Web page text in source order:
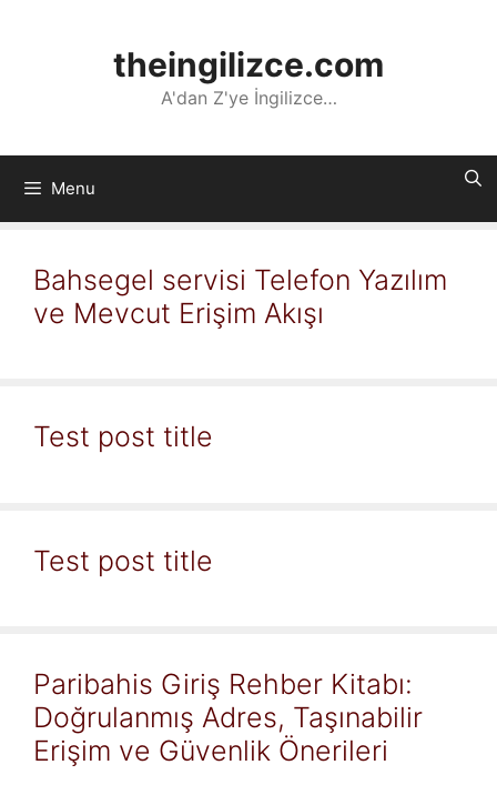
theingilizce.com
A'dan Z'ye İngilizce…
Menu
Bahsegel servisi Telefon Yazılım
ve Mevcut Erişim Akışı
Test post title
Test post title
Paribahis Giriş Rehber Kitabı:
Doğrulanmış Adres, Taşınabilir
Erişim ve Güvenlik Önerileri